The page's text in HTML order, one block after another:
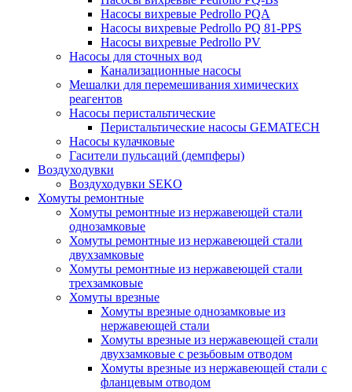
Насосы вихревые Pedrollo PQA
Насосы вихревые Pedrollo PQ 81-PPS
Насосы вихревые Pedrollo PV
Насосы для сточных вод
Канализационные насосы
Мешалки для перемешивания химических
реагентов
Насосы перистальтические
Перистальтические насосы GEMATECH
Насосы кулачковые
Гасители пульсаций (демпферы)
Воздуходувки
Воздуходувки SEKO
Хомуты ремонтные
Хомуты ремонтные из нержавеющей стали
однозамковые
Хомуты ремонтные из нержавеющей стали
двухзамковые
Хомуты ремонтные из нержавеющей стали
трехзамковые
Хомуты врезные
Хомуты врезные однозамковые из
нержавеющей стали
Хомуты врезные из нержавеющей стали
двухзамковые с резьбовым отводом
Хомуты врезные из нержавеющей стали с
фланцевым отводом